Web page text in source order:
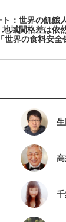
ト：世界の飢餓
地域間格差は依
世界の食料安全